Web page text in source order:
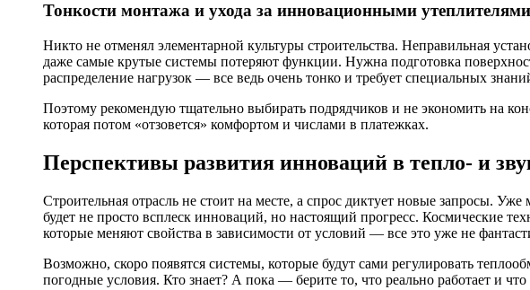
Тонкости монтажа и ухода за инновационными утеплителями
Никто не отменял элементарной культуры строительства. Неправильная
даже самые крутые системы потеряют функции. Нужна подготовка
распределение нагрузок — все ведь очень тонко и требует специальных
Поэтому рекомендую тщательно выбирать подрядчиков и не экономить на
которая потом «отзовется» комфортом и числами в платежках.
Перспективы развития инноваций в тепло- и
Строительная отрасль не стоит на месте, а спрос диктует новые запросы.
будет не просто всплеск инноваций, но настоящий прогресс. Космические
которые меняют свойства в зависимости от условий — все это уже не
Возможно, скоро появятся системы, которые будут сами регулировать
погодные условия. Кто знает? А пока — берите то, что реально работает и